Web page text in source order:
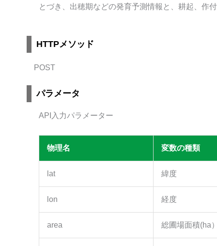
とづき、出穂期などの発育予測情報と、耕起、作
HTTPメソッド
POST
パラメータ
API入力パラメーター
物理名 変数の種類
lat 緯度
lon 経度
area 総圃場面積(ha